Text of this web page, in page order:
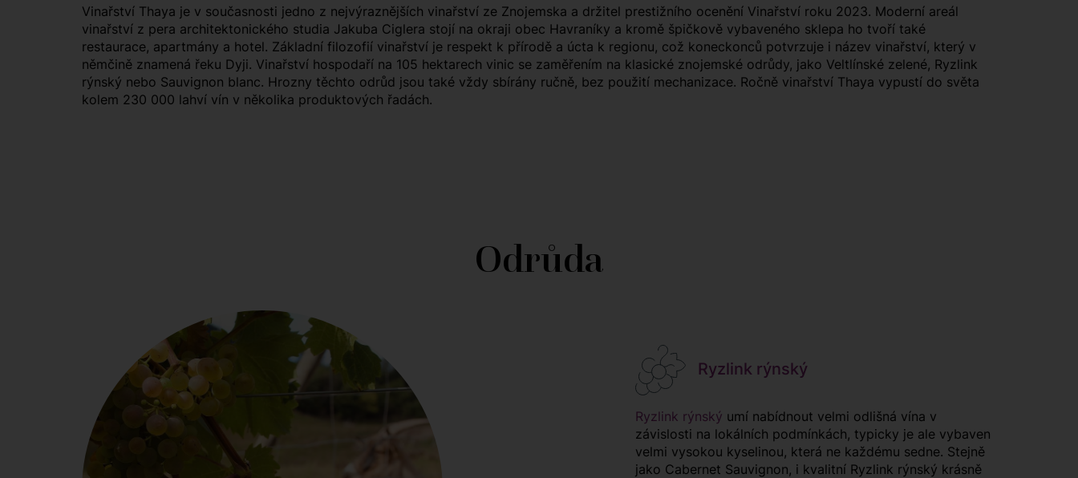
Vinařství Thaya je v současnosti jedno z nejvýraznějších vinařství ze Znojemska a držitel prestižního ocenění Vinařství roku 2023. Moderní areál
vinařství z pera architektonického studia Jakuba Ciglera stojí na okraji obec Havraníky a kromě špičkově vybaveného sklepa ho tvoří také
restaurace, apartmány a hotel. Základní filozofií vinařství je respekt k přírodě a úcta k regionu, což koneckonců potvrzuje i název vinařství, který v
němčině znamená řeku Dyji. Vinařství hospodaří na 105 hektarech vinic se zaměřením na klasické znojemské odrůdy, jako Veltlínské zelené, Ryzlink
rýnský nebo Sauvignon blanc. Hrozny těchto odrůd jsou také vždy sbírány ručně, bez použití mechanizace. Ročně vinařství Thaya vypustí do světa
kolem 230 000 lahví vín v několika produktových řadách.
Odrůda
Ryzlink rýnský
Ryzlink rýnský umí nabídnout velmi odlišná vína v
závislosti na lokálních podmínkách, typicky je ale vybaven
velmi vysokou kyselinou, která ne každému sedne. Stejně
jako Cabernet Sauvignon, i kvalitní Ryzlink rýnský krásně